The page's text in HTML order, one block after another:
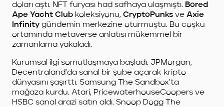
doları aştı. NFT furyası had safhaya ulaşmıştı. Bored
Ape Yacht Club koleksiyonu, CryptoPunks ve Axie
Infinity gündemin merkezine oturmuştu. Bu coşku
ortamında metaverse anlatısı mükemmel bir
zamanlama yakaladı.
Kurumsal ilgi somutlaşmaya başladı. JPMorgan,
Decentraland'da sanal bir şube açarak kripto
dünyasını şaşırttı. Samsung The Sandbox'ta
mağaza kurdu. Atari, Pricewater­houseCoopers ve
HSBC sanal arazi satın aldı. Snoop Dogg The